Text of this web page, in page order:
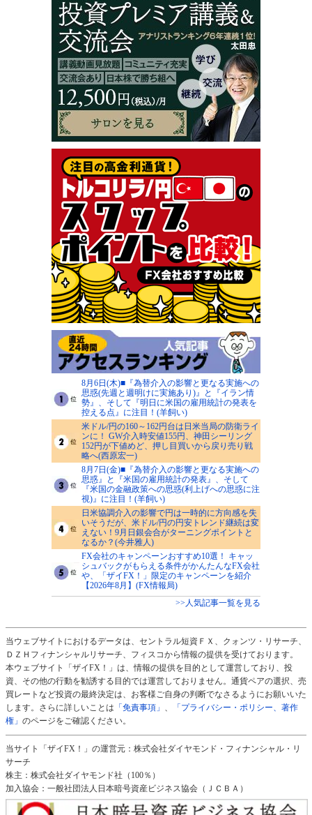
8月6日(木)■『為替介入の影響と更なる実施への
思惑(先週と週明けに実施あり)』と『イラン情
勢』、そして『明日に米国の雇用統計の発表を
控える点』に注目！(羊飼い)
米ドル/円の160～162円台は日米当局の防衛ライ
ンに！ GW介入時安値155円、神田シーリング
152円が下値めど、押し目買いから戻り売り戦
略へ(西原宏一)
8月7日(金)■『為替介入の影響と更なる実施への
思惑』と『米国の雇用統計の発表』、そして
『米国の金融政策への思惑(利上げへの思惑に注
視)』に注目！(羊飼い)
日米協調介入の影響で円は一時的に方向感を失
いそうだが、米ドル/円の円安トレンド継続は変
えない！9月日銀会合がターニングポイントと
なるか？(今井雅人)
FX会社のキャンペーンおすすめ10選！ キャッ
シュバックがもらえる条件がかんたんなFX会社
や、「ザイFX！」限定のキャンペーンを紹介
【2026年8月】(FX情報局)
>>人気記事一覧を見る
当ウェブサイトにおけるデータは、セントラル短資ＦＸ、クォンツ・リサーチ、
ＤＺＨフィナンシャルリサーチ、フィスコから情報の提供を受けております。
本ウェブサイト「ザイFX！」は、情報の提供を目的として運営しており、投
資、その他の行動を勧誘する目的では運営しておりません。通貨ペアの選択、売
買レートなど投資の最終決定は、お客様ご自身の判断でなさるようにお願いいた
します。さらに詳しいことは 「免責事項」 、
「プライバシー・ポリシー、著作
権」 のページをご確認ください。
当サイト「ザイFX！」の運営元：株式会社ダイヤモンド・フィナンシャル・リ
サーチ
株主：株式会社ダイヤモンド社（100％）
加入協会：一般社団法人日本暗号資産ビジネス協会（ＪＣＢＡ）